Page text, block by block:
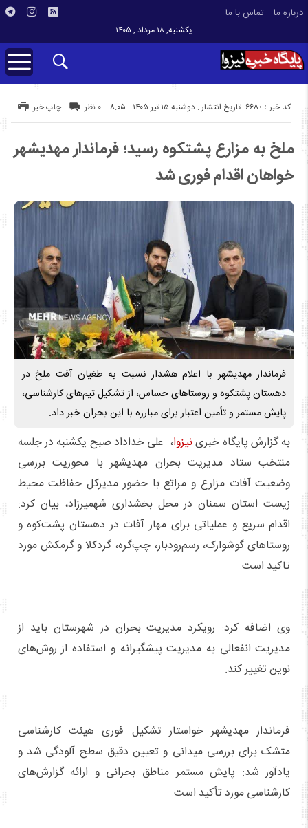
درباره ما تماس با ما
یکشنبه, ۱۸ مرداد , ۱۴۰۵
تاریخ انتشار : دوشنبه ۱۵ تیر ۱۴۰۵ - ۸:۰۵ کد خبر : 6680 چاپ خبر ۰ نظر
ملخ به مزارع پشتکوه رسید؛ فرماندار مهدیشهر
خواهان اقدام فوری شد
فرماندار مهدیشهر با اعلام هشدار نسبت به طغیان آفت ملخ در
دهستان پشتکوه و روستاهای حساس، از تشکیل تیم‌های کارشناسی،
پایش مستمر و تأمین اعتبار برای مبارزه با این بحران خبر داد.
به گزارش پایگاه خبرینیزوا، علی خداداد صبح یکشنبه در جلسه
منتخب ستاد مدیریت بحران مهدیشهر با محوریت بررسی
وضعیت آفات مزارع و مراتع با حضور مدیرکل حفاظت محیط
زیست استان سمنان در محل بخشداری شهمیرزاد، بیان کرد:
اقدام سریع و عملیاتی برای مهار آفات در دهستان پشت‌کوه و
روستاهای گوشوارک، رسم‌رودبار، چپ‌گره، گردکلا و گرمکش مورد
تاکید است.
وی اضافه کرد: رویکرد مدیریت بحران در شهرستان باید از
مدیریت انفعالی به مدیریت پیشگیرانه و استفاده از روش‌های
نوین تغییر کند.
فرماندار مهدیشهر خواستار تشکیل فوری هیئت کارشناسی
متشک برای بررسی میدانی و تعیین دقیق سطح آلودگی شد و
یادآور شد: پایش مستمر مناطق بحرانی و ارائه گزارش‌های
کارشناسی مورد تأکید است.